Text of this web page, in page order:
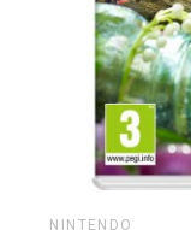
NINTENDO